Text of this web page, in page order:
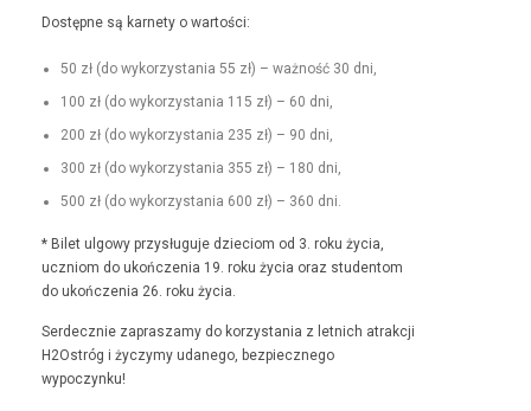
Dostęp­ne są kar­ne­ty o wartości:
50 zł (do wyko­rzys­ta­nia 55 zł) – ważność 30 dni,
100 zł (do wyko­rzys­ta­nia 115 zł) – 60 dni,
200 zł (do wyko­rzys­ta­nia 235 zł) – 90 dni,
300 zł (do wyko­rzys­ta­nia 355 zł) – 180 dni,
500 zł (do wyko­rzys­ta­nia 600 zł) – 360 dni.
* Bilet ulgo­wy przysługu­je dzieciom od 3. roku życia,
uczniom do ukończenia 19. roku życia oraz stu­den­tom
do ukończenia 26. roku życia.
Serdecznie zaprasza­my do korzys­ta­nia z let­nich atrakcji
H2Ostróg i życzymy udanego, bez­piecznego
wypoczynku!